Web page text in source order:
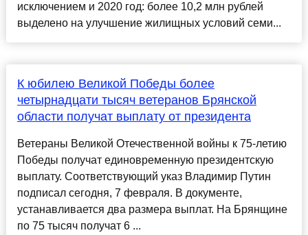
исключением и 2020 год: более 10,2 млн рублей
выделено на улучшение жилищных условий семи...
К юбилею Великой Победы более
четырнадцати тысяч ветеранов Брянской
области получат выплату от президента
Ветераны Великой Отечественной войны к 75-летию
Победы получат единовременную президентскую
выплату. Соответствующий указ Владимир Путин
подписал сегодня, 7 февраля. В документе,
устанавливается два размера выплат. На Брянщине
по 75 тысяч получат 6 ...